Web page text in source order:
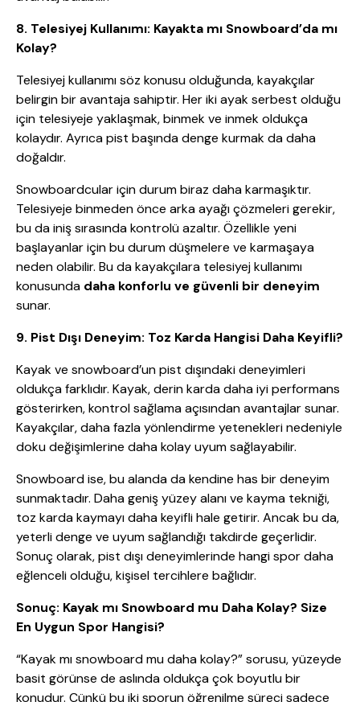
8. Telesiyej Kullanımı: Kayakta mı Snowboard’da mı
Kolay?
Telesiyej kullanımı söz konusu olduğunda, kayakçılar
belirgin bir avantaja sahiptir. Her iki ayak serbest olduğu
için telesiyeje yaklaşmak, binmek ve inmek oldukça
kolaydır. Ayrıca pist başında denge kurmak da daha
doğaldır.
Snowboardcular için durum biraz daha karmaşıktır.
Telesiyeje binmeden önce arka ayağı çözmeleri gerekir,
bu da iniş sırasında kontrolü azaltır. Özellikle yeni
başlayanlar için bu durum düşmelere ve karmaşaya
neden olabilir. Bu da kayakçılara telesiyej kullanımı
konusunda daha konforlu ve güvenli bir deneyim
sunar.
9. Pist Dışı Deneyim: Toz Karda Hangisi Daha Keyifli?
Kayak ve snowboard’un pist dışındaki deneyimleri
oldukça farklıdır. Kayak, derin karda daha iyi performans
gösterirken, kontrol sağlama açısından avantajlar sunar.
Kayakçılar, daha fazla yönlendirme yetenekleri nedeniyle
doku değişimlerine daha kolay uyum sağlayabilir.
Snowboard ise, bu alanda da kendine has bir deneyim
sunmaktadır. Daha geniş yüzey alanı ve kayma tekniği,
toz karda kaymayı daha keyifli hale getirir. Ancak bu da,
yeterli denge ve uyum sağlandığı takdirde geçerlidir.
Sonuç olarak, pist dışı deneyimlerinde hangi spor daha
eğlenceli olduğu, kişisel tercihlere bağlıdır.
Sonuç: Kayak mı Snowboard mu Daha Kolay? Size
En Uygun Spor Hangisi?
“Kayak mı snowboard mu daha kolay?” sorusu, yüzeyde
basit görünse de aslında oldukça çok boyutlu bir
konudur. Çünkü bu iki sporun öğrenilme süreci sadece